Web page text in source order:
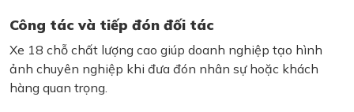
Công tác và tiếp đón đối tác
Xe 18 chỗ chất lượng cao giúp doanh nghiệp tạo hình
ảnh chuyên nghiệp khi đưa đón nhân sự hoặc khách
hàng quan trọng.